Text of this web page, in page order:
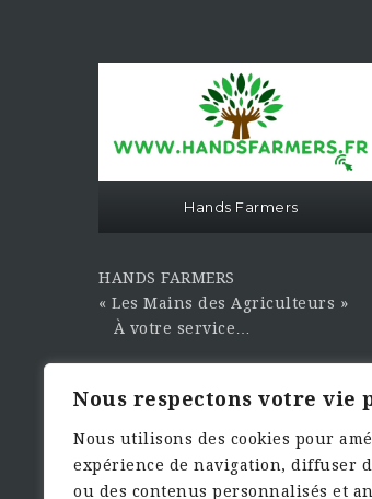
Nous respectons votre vie
Nous utilisons des cookies pour
expérience de navigation, diffuser
ou des contenus personnalisés et
Hands Farmers
HANDS FARMERS
« Les Mains des Agriculteurs »
À votre service…
sociale de 3000,00€
Siret : 949.461.933.00010 Numéro
TVA : FR17949461933 Rcs de